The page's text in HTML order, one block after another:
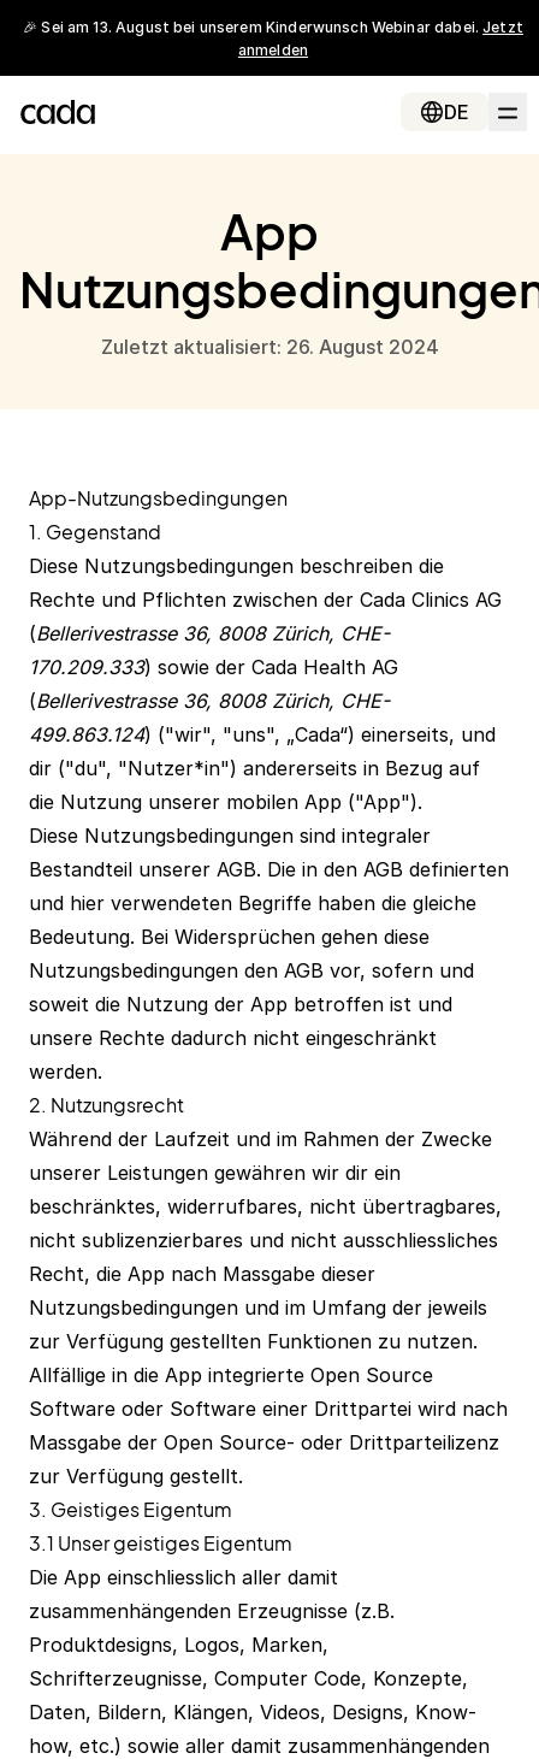
🎉 Sei am 13. August bei unserem Kinderwunsch Webinar dabei.Jetzt
anmelden
DE
App
Zuletzt aktualisiert: 26. August 2024
App-Nutzungsbedingungen
1. Gegenstand
Diese Nutzungsbedingungen beschreiben die
Rechte und Pflichten zwischen der Cada Clinics AG
(Bellerivestrasse 36, 8008 Zürich, CHE-
170.209.333) sowie der Cada Health AG
(Bellerivestrasse 36, 8008 Zürich, CHE-
499.863.124) ("wir", "uns", „Cada“) einerseits, und
dir ("du", "Nutzer*in") andererseits in Bezug auf
die Nutzung unserer mobilen App ("App").
Diese Nutzungsbedingungen sind integraler
Bestandteil unserer AGB. Die in den AGB definierten
und hier verwendeten Begriffe haben die gleiche
Bedeutung. Bei Widersprüchen gehen diese
Nutzungsbedingungen den AGB vor, sofern und
soweit die Nutzung der App betroffen ist und
unsere Rechte dadurch nicht eingeschränkt
werden.
2. Nutzungsrecht
Während der Laufzeit und im Rahmen der Zwecke
unserer Leistungen gewähren wir dir ein
beschränktes, widerrufbares, nicht übertragbares,
nicht sublizenzierbares und nicht ausschliessliches
Recht, die App nach Massgabe dieser
Nutzungsbedingungen und im Umfang der jeweils
zur Verfügung gestellten Funktionen zu nutzen.
Allfällige in die App integrierte Open Source
Software oder Software einer Drittpartei wird nach
Massgabe der Open Source- oder Drittparteilizenz
zur Verfügung gestellt.
3. Geistiges Eigentum
3.1 Unser geistiges Eigentum
Die App einschliesslich aller damit
zusammenhängenden Erzeugnisse (z.B.
Produktdesigns, Logos, Marken,
Schrifterzeugnisse, Computer Code, Konzepte,
Daten, Bildern, Klängen, Videos, Designs, Know-
how, etc.) sowie aller damit zusammenhängenden